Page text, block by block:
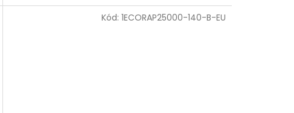
Kód: 1ECORAP25000-140-B-EU